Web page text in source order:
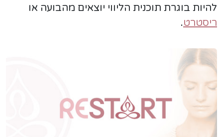
להיות בוגרת תוכנית הליווי יוצאים מהבועה או
ריסטרט.